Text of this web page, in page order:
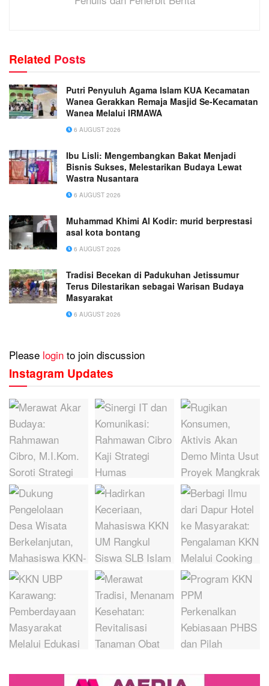
Related Posts
Putri Penyuluh Agama Islam KUA Kecamatan
Wanea Gerakkan Remaja Masjid Se-Kecamatan
Wanea Melalui IRMAWA
6 AUGUST 2026
Ibu Lisli: Mengembangkan Bakat Menjadi
Bisnis Sukses, Melestarikan Budaya Lewat
Wastra Nusantara
6 AUGUST 2026
Muhammad Khimi Al Kodir: murid berprestasi
asal kota bontang
6 AUGUST 2026
Tradisi Becekan di Padukuhan Jetissumur
Terus Dilestarikan sebagai Warisan Budaya
Masyarakat
6 AUGUST 2026
Please login to join discussion
Instagram Updates